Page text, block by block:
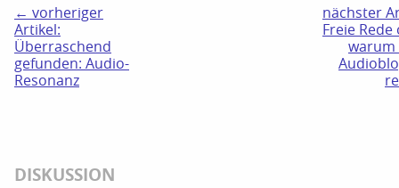
← vorheriger
Artikel:
Überraschend
gefunden: Audio-
Resonanz
nächster
Freie Rede
warum
DISKUSSION